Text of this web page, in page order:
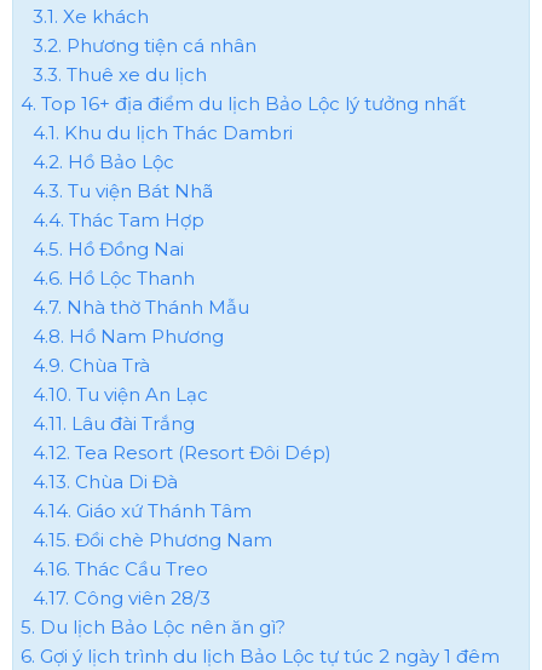
3.1. Xe khách
3.2. Phương tiện cá nhân
3.3. Thuê xe du lịch
4. Top 16+ địa điểm du lịch Bảo Lộc lý tưởng nhất
4.1. Khu du lịch Thác Dambri
4.2. Hồ Bảo Lộc
4.3. Tu viện Bát Nhã
4.4. Thác Tam Hợp
4.5. Hồ Đồng Nai
4.6. Hồ Lộc Thanh
4.7. Nhà thờ Thánh Mẫu
4.8. Hồ Nam Phương
4.9. Chùa Trà
4.10. Tu viện An Lạc
4.11. Lâu đài Trắng
4.12. Tea Resort (Resort Đôi Dép)
4.13. Chùa Di Đà
4.14. Giáo xứ Thánh Tâm
4.15. Đồi chè Phương Nam
4.16. Thác Cầu Treo
4.17. Công viên 28/3
5. Du lịch Bảo Lộc nên ăn gì?
6. Gợi ý lịch trình du lịch Bảo Lộc tự túc 2 ngày 1 đêm